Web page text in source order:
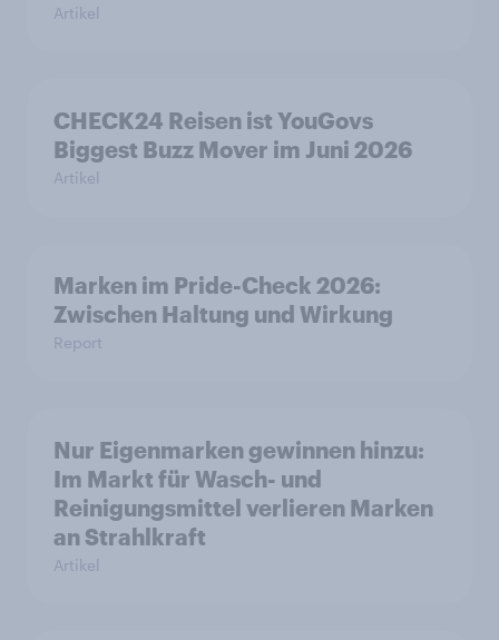
Artikel
CHECK24 Reisen ist YouGovs
Biggest Buzz Mover im Juni 2026
Artikel
Marken im Pride-Check 2026:
Zwischen Haltung und Wirkung
Report
Nur Eigenmarken gewinnen hinzu:
Im Markt für Wasch- und
Reinigungsmittel verlieren Marken
an Strahlkraft
Artikel